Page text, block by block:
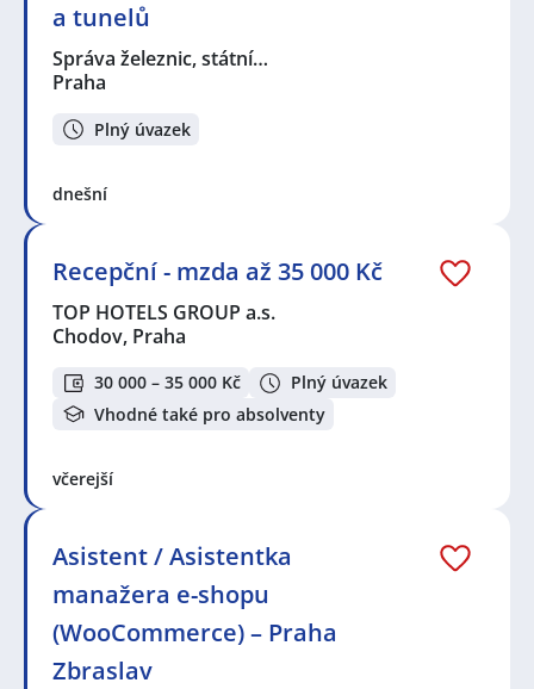
a tunelů
Správa železnic, státní…
Praha
Plný úvazek
dnešní
Recepční - mzda až 35 000 Kč
TOP HOTELS GROUP a.s.
Chodov, Praha
30 000 – 35 000 Kč
Plný úvazek
Vhodné také pro absolventy
včerejší
Asistent / Asistentka
manažera e-shopu
(WooCommerce) – Praha
Zbraslav